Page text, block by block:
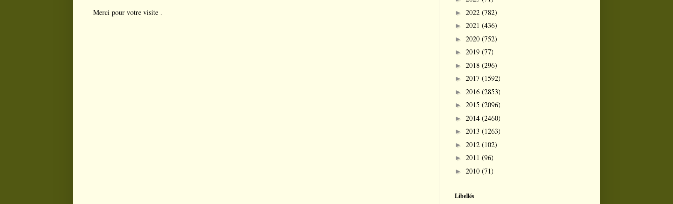
Merci pour votre visite .
► 2022 (782)
► 2021 (436)
► 2020 (752)
► 2019 (77)
► 2018 (296)
► 2017 (1592)
► 2016 (2853)
► 2015 (2096)
► 2014 (2460)
► 2013 (1263)
► 2012 (102)
► 2011 (96)
► 2010 (71)
Libellés